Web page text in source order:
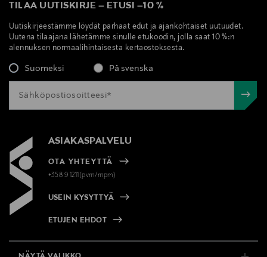
TILAA UUTISKIRJE – ETUSI –10 %
Uutiskirjeestämme löydät parhaat edut ja ajankohtaiset uutuudet.
Uutena tilaajana lähetämme sinulle etukoodin, jolla saat 10 %:n
alennuksen normaalihintaisesta kertaostoksesta.
Suomeksi På svenska
ASIAKASPALVELU
OTA YHTEYTTÄ
+358 9 1211(pvm/mpm)
USEIN KYSYTTYÄ
ETUJEN EHDOT